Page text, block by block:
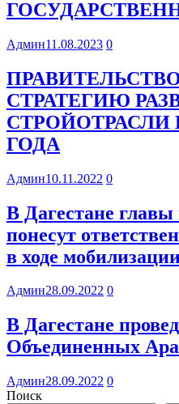
Админ11.08.2023 0
СТРАТЕГИЮ
СТРОЙОТРАСЛИ
ГОДА
Админ10.11.2022 0
В Дагестане
понесут
в ходе
Админ28.09.2022 0
В Дагестане
Объединенных
Админ28.09.2022 0
Поиск